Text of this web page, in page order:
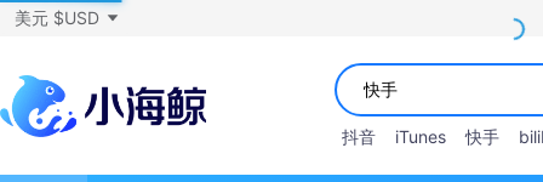
美元 $USD
抖音 iTunes 快手